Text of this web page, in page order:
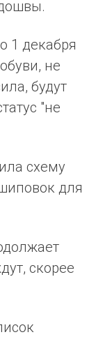
1 декабря
не
будут
"не
схему
для
скорее